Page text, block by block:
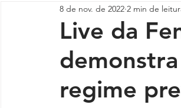
Ações Judiciais Carreira
Indenização de Transporte
Live da
regime
8 de nov. de 2022 2 min de